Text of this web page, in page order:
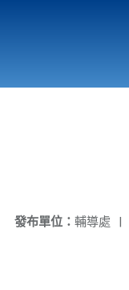
發布單位： 輔導處 |